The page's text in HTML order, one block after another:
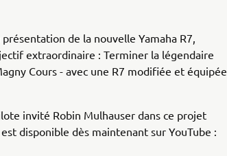
de la nouvelle Yamaha R7,
extraordinaire : Terminer la légendaire
Cours - avec une R7 modifiée et équipée
invité Robin Mulhauser dans ce projet
disponible dès maintenant sur YouTube :